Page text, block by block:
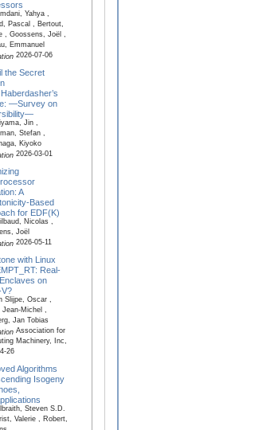
Yahya ,
Pascal , Bertout,
, Goossens, Joël ,
Emmanuel
2026-07-06
the Secret
—Survey on
Jin ,
Stefan ,
Kiyoko
2026-03-01
A
Based
for EDF(K)
Nicolas ,
Joël
2026-05-11
with Linux
Real-
on
Slijpe, Oscar ,
Michel ,
Jan Tobias
Association for
Machinery, Inc,
26
Algorithms
Isogeny
Steven S.D.
Valerie , Robert,